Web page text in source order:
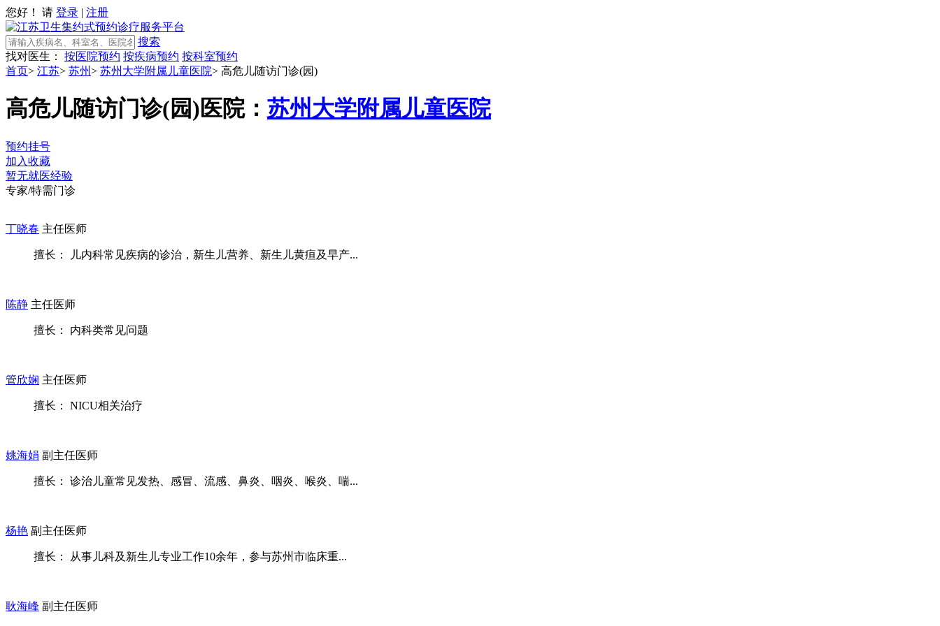
您好！ 请 登录 | 注册
搜索
找对医生：
按医院预约 按疾病预约 按科室预约
首页> 江苏> 苏州> 苏州大学附属儿童医院> 高危儿随访门诊(园)
高危儿随访门诊(园)医院： 苏州大学附属儿童医院
预约挂号
加入收藏
暂无就医经验
专家/特需门诊
丁晓春 主任医师
擅长： 儿内科常见疾病的诊治，新生儿营养、新生儿黄疸及早产...
陈静 主任医师
擅长： 内科类常见问题
管欣娴 主任医师
擅长： NICU相关治疗
姚海娟 副主任医师
擅长： 诊治儿童常见发热、感冒、流感、鼻炎、咽炎、喉炎、喘...
杨艳 副主任医师
擅长： 从事儿科及新生儿专业工作10余年，参与苏州市临床重...
耿海峰 副主任医师